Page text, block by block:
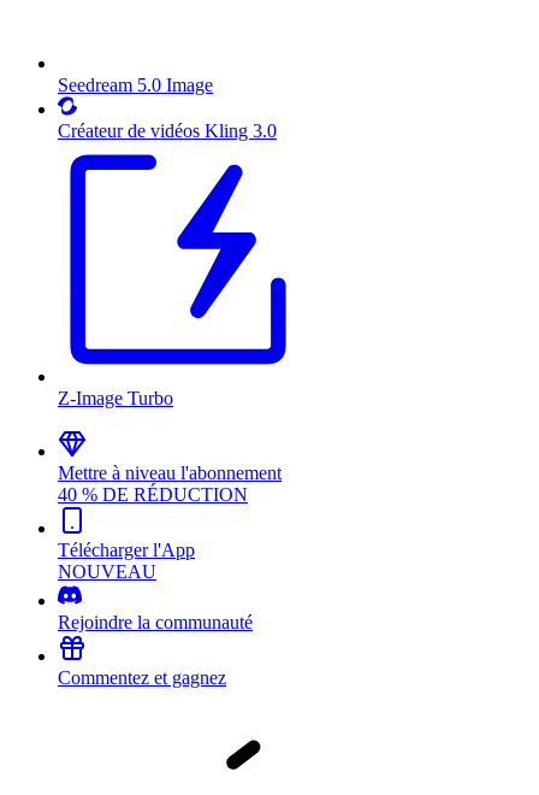
Seedream 5.0 Image
Créateur de vidéos Kling 3.0
Z-Image Turbo
Mettre à niveau l'abonnement
40 % DE RÉDUCTION
Télécharger l'App
NOUVEAU
Rejoindre la communauté
Commentez et gagnez